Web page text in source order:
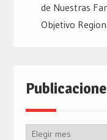
de Nuestras
Objetivo
Publicaciones